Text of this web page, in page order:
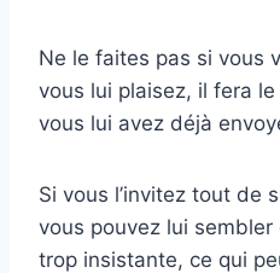
Ne le faites pas si vous
vous lui plaisez, il fera
vous lui avez déjà
Si vous l’invitez tout de
vous pouvez lui
trop insistante, ce qui